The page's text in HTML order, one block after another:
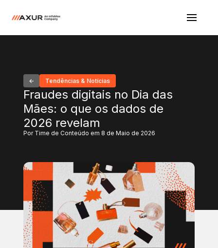
Tendências & Notícias
Fraudes digitais no Dia das
Mães: o que os dados de
2026 revelam
Por Time de Conteúdo em 8 de Maio de 2026